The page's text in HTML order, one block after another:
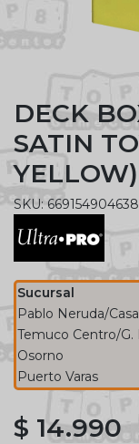
DECK
SATIN
YELLOW)
SKU:
Sucursal
Pablo Neruda/
Temuco Centro/G.
Osorno
Puerto Varas
$ 14.990